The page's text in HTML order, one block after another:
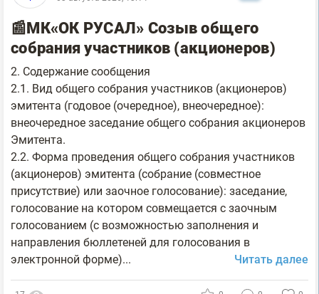
📰МК«ОК РУСАЛ» Созыв общего
собрания участников (акционеров)
2. Содержание сообщения
2.1. Вид общего собрания участников (акционеров)
эмитента (годовое (очередное), внеочередное):
внеочередное заседание общего собрания акционеров
Эмитента.
2.2. Форма проведения общего собрания участников
(акционеров) эмитента (собрание (совместное
присутствие) или заочное голосование): заседание,
голосование на котором совмещается с заочным
голосованием (c возможностью заполнения и
направления бюллетеней для голосования в
электронной форме)...
Читать далее